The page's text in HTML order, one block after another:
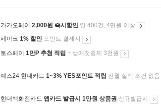
카카오페이 2,000원 즉시할인 일 400건, 4만원 이상
페이코 1% 할인 포인트 결제시
토스페이 1만P 추첨 적립 + 생애첫결제 3천원
예스24 현대카드 1~3% YES포인트 적립 전월 실적 조건 없음
현대백화점카드 앱카드 발급시 1만원 상품권 신규발급시